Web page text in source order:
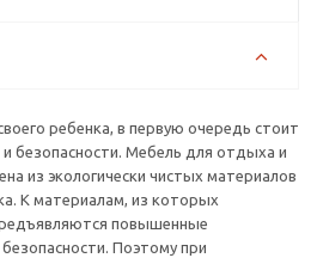
ребенка, в первую очередь стоит
безопасности. Мебель для отдыха и
из экологически чистых материалов
К материалам, из которых
повышенные
Поэтому при